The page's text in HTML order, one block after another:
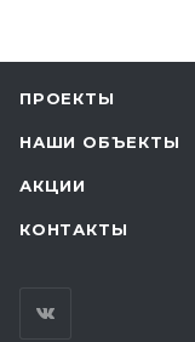
ПРОЕКТЫ
НАШИ ОБЪЕКТЫ
АКЦИИ
КОНТАКТЫ